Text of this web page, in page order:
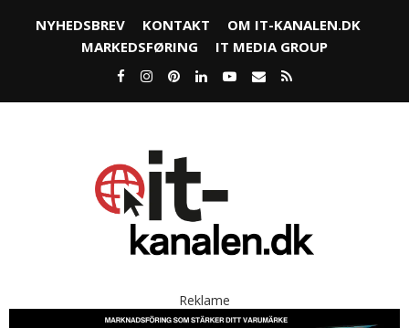
NYHEDSBREV KONTAKT
OM IT-KANALEN.DK
MARKEDSFØRING
IT MEDIA GROUP
Reklame